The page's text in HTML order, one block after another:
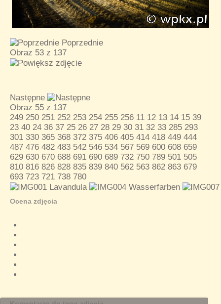
Poprzednie
Obraz 53 z 137
Następne
Obraz 55 z 137
249 250 251 252 253 254 255 256 11 12 13 14 15 39
23 40 24 36 37 25 26 27 28 29 30 31 32 33 285 293
301 330 365 368 372 375 406 405 414 418 449 444
487 476 482 483 542 546 534 567 569 600 608 659
629 630 670 688 691 690 689 732 750 789 501 505
810 816 826 828 835 839 840 562 563 862 863 679
693 723 721 738 780
Ocena zdjęcia